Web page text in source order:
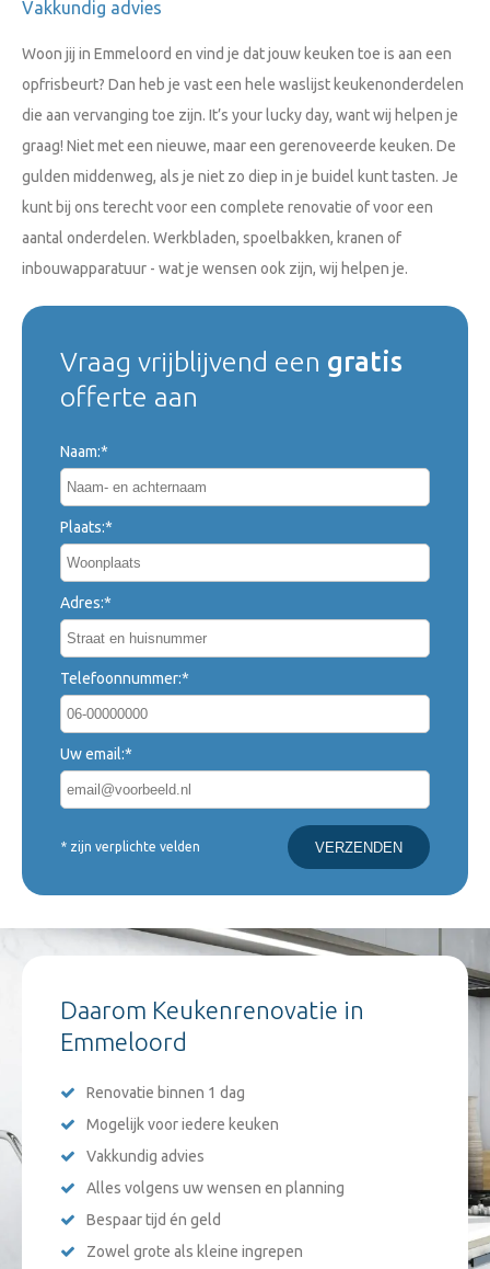
Vakkundig advies
Woon jij in Emmeloord en vind je dat jouw keuken toe is aan een
opfrisbeurt? Dan heb je vast een hele waslijst keukenonderdelen
die aan vervanging toe zijn. It’s your lucky day, want wij helpen je
graag! Niet met een nieuwe, maar een gerenoveerde keuken. De
gulden middenweg, als je niet zo diep in je buidel kunt tasten. Je
kunt bij ons terecht voor een complete renovatie of voor een
aantal onderdelen. Werkbladen, spoelbakken, kranen of
inbouwapparatuur - wat je wensen ook zijn, wij helpen je.
Vraag vrijblijvend een gratis
offerte aan
Naam:*
Plaats:*
Adres:*
Telefoonnummer:*
Uw email:*
* zijn verplichte velden
Daarom Keukenrenovatie in
Emmeloord
Renovatie binnen 1 dag
Mogelijk voor iedere keuken
Vakkundig advies
Alles volgens uw wensen en planning
Bespaar tijd én geld
Zowel grote als kleine ingrepen